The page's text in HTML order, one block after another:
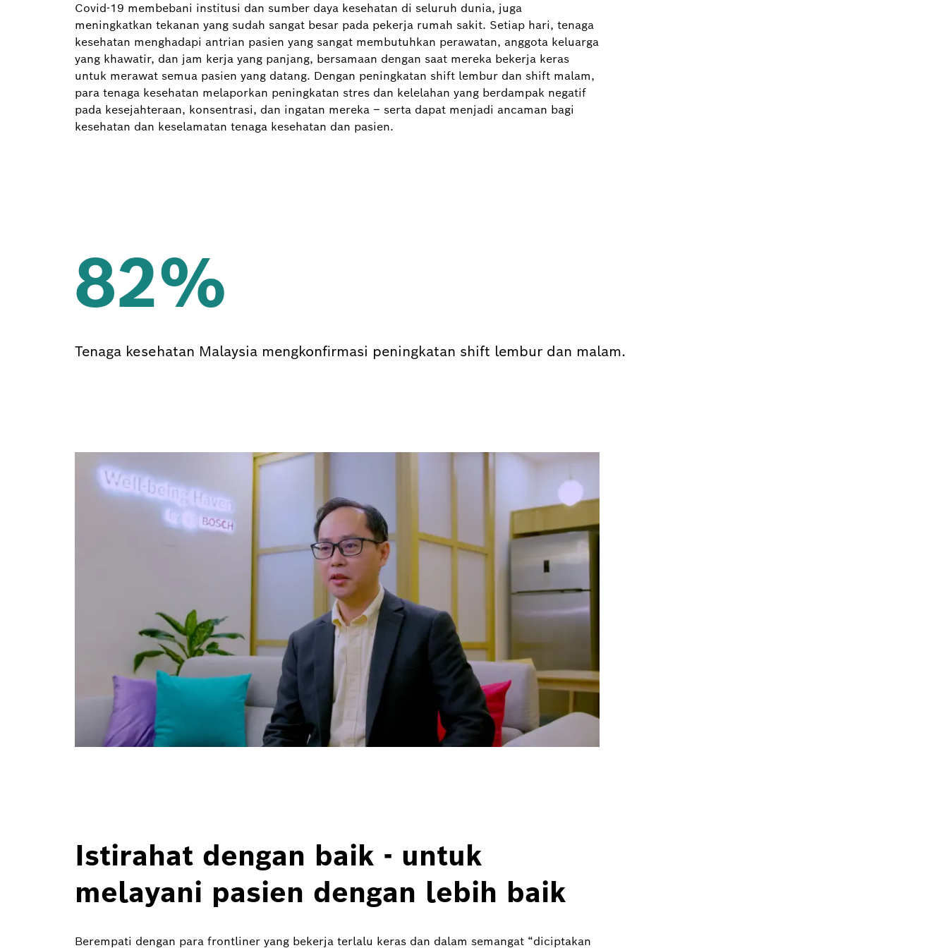
Covid-19 membebani institusi dan sumber daya kesehatan di seluruh dunia, juga
meningkatkan tekanan yang sudah sangat besar pada pekerja rumah sakit. Setiap hari, tenaga
kesehatan menghadapi antrian pasien yang sangat membutuhkan perawatan, anggota keluarga
yang khawatir, dan jam kerja yang panjang, bersamaan dengan saat mereka bekerja keras
untuk merawat semua pasien yang datang. Dengan peningkatan shift lembur dan shift malam,
para tenaga kesehatan melaporkan peningkatan stres dan kelelahan yang berdampak negatif
pada kesejahteraan, konsentrasi, dan ingatan mereka – serta dapat menjadi ancaman bagi
kesehatan dan keselamatan tenaga kesehatan dan pasien.
82%
Tenaga kesehatan Malaysia mengkonfirmasi peningkatan shift lembur dan malam.
Istirahat dengan baik - untuk
melayani pasien dengan lebih baik
Berempati dengan para frontliner yang bekerja terlalu keras dan dalam semangat “diciptakan